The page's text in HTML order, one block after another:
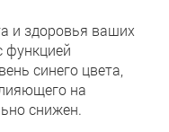
и здоровья ваших
синего цвета,
на
снижен.